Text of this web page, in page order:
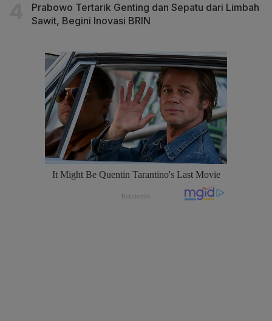
Prabowo Tertarik Genting dan Sepatu dari Limbah
Sawit, Begini Inovasi BRIN